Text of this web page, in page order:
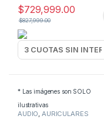
$729,999.00
$827,999.00
* Las imágenes son SOLO
ilustrativas
AUDIO,AURICULARES